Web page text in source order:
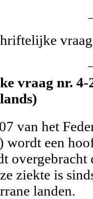
vraag nr. 4-
van het
wordt een
overgebracht
ziekte is
landen.